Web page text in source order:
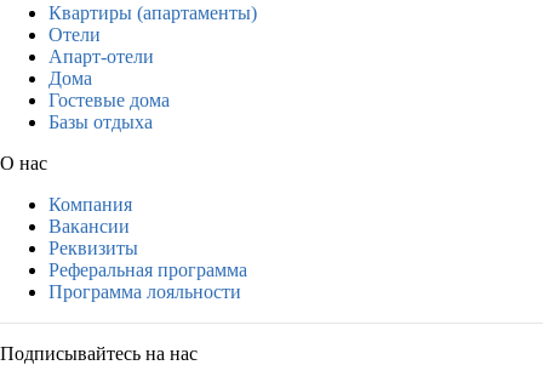
Квартиры (апартаменты)
Отели
Апарт-отели
Дома
Гостевые дома
Базы отдыха
О нас
Компания
Вакансии
Реквизиты
Реферальная программа
Программа лояльности
Подписывайтесь на нас